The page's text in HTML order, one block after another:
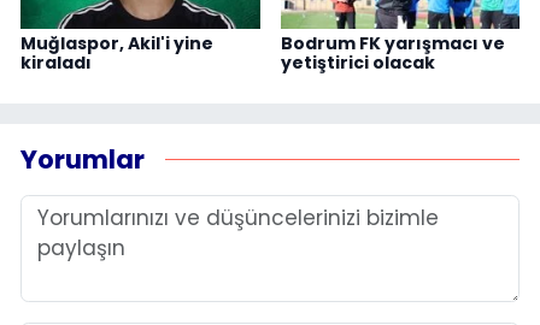
Muğlaspor, Akil'i yine
kiraladı
Bodrum FK yarışmacı ve
yetiştirici olacak
Yorumlar